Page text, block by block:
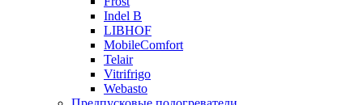
Indel B
LIBHOF
MobileComfort
Telair
Vitrifrigo
Webasto